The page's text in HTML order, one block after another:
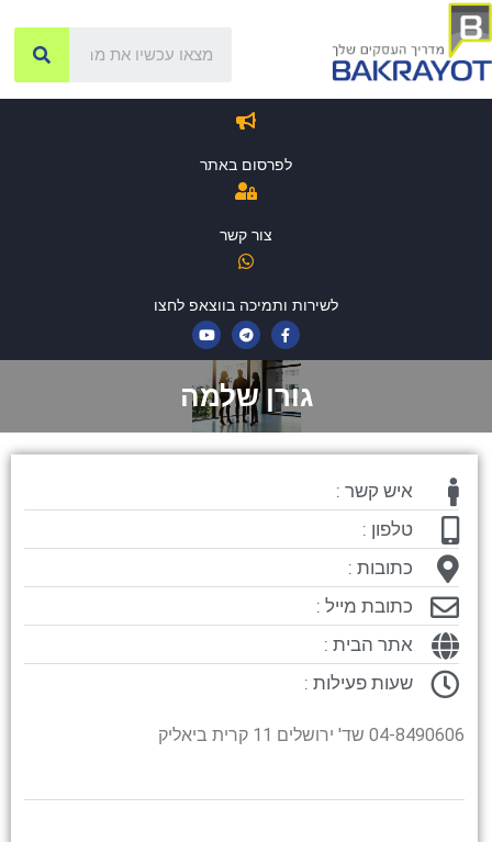
לפרסום באתר
צור קשר
לשירות ותמיכה בווצאפ לחצו
גורן שלמה
איש קשר :
טלפון :
כתובות :
כתובת מייל :
אתר הבית :
שעות פעילות :
04-8490606 שד' ירושלים 11 קרית ביאליק